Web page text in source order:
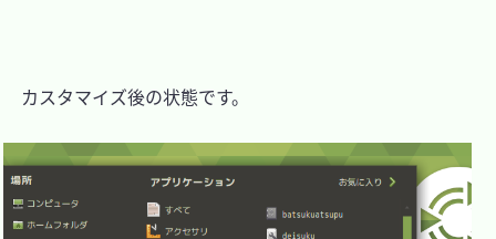
カスタマイズ後の状態です。